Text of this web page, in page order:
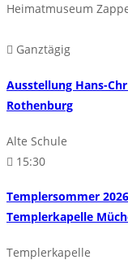
Heimatmuseum
Ganztägig
Ausstellung Hans-
Rothenburg
Alte Schule
15:30
Templersommer
Templerkapelle
Templerkapelle